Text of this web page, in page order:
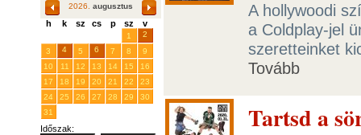
2026. augusztus
h k sz cs p sz v
1
2
3
4 5 6 7 8
9
10
11 12 13 14 15
16
17
18 19 20 21 22
23
24
25 26 27 28 29
30
31
Időszak:
A hollywoodi
a Coldplay-jel
szeretteinket
Tovább
Tartsd a